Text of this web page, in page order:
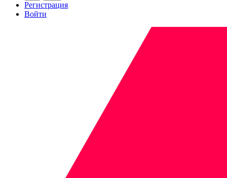
Регистрация
Войти